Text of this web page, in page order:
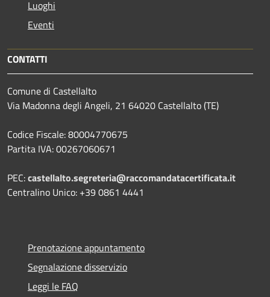
Luoghi
Eventi
CONTATTI
Comune di Castellalto
Via Madonna degli Angeli, 21 64020 Castellalto (TE)
Codice Fiscale: 80004770675
Partita IVA: 00267060671
PEC:castellalto.segreteria@raccomandatacertificata.it
Centralino Unico: +39 0861 4441
Prenotazione appuntamento
Segnalazione disservizio
Leggi le FAQ